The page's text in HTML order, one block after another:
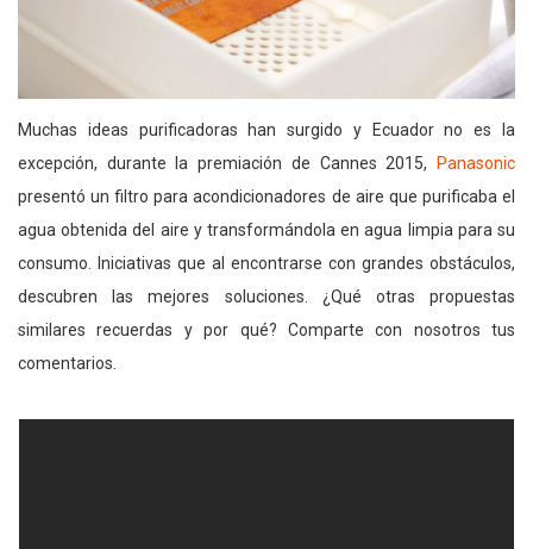
Muchas ideas purificadoras han surgido y Ecuador no es la
excepción, durante la premiación de Cannes 2015, Panasonic
presentó un filtro para acondicionadores de aire que purificaba el
agua obtenida del aire y transformándola en agua limpia para su
consumo. Iniciativas que al encontrarse con grandes obstáculos,
descubren las mejores soluciones. ¿Qué otras propuestas
similares recuerdas y por qué? Comparte con nosotros tus
comentarios.